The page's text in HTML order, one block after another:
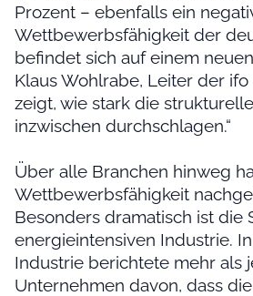
Prozent – ebenfalls ein
Wettbewerbsfähigkeit der
befindet sich auf einem
Klaus Wohlrabe, Leiter der ifo
zeigt, wie stark die
inzwischen durchschlagen.“
Über alle Branchen hinweg
Wettbewerbsfähigkeit
Besonders dramatisch ist die
energieintensiven Industrie.
Industrie berichtete mehr als
Unternehmen davon, dass die